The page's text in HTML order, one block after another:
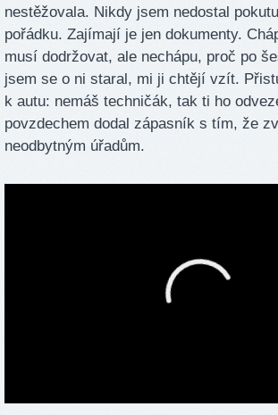
nestěžovala. Nikdy jsem nedostal
pořádku. Zajímají je jen dokumenty.
musí dodržovat, ale nechápu, proč po
jsem se o ni staral, mi ji chtějí vzít.
k autu: nemáš techničák, tak ti ho
povzdechem dodal zápasník s tím, že
neodbytným úřadům.